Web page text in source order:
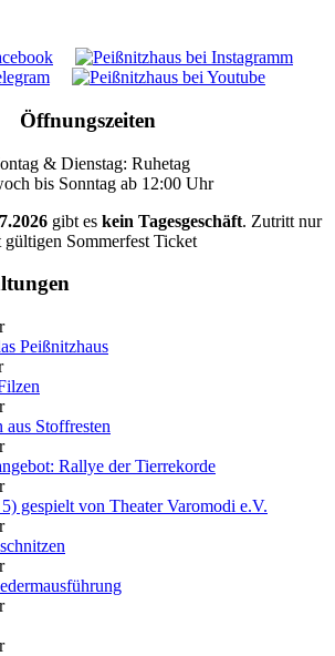
Öffnungszeiten
& Dienstag: Ruhetag
bis Sonntag ab 12:00 Uhr
gibt eskein Tagesgeschäft. Zutritt nur
gültigen Sommerfest Ticket
Peißnitzhaus
aus Stoffresten
Rallye der Tierrekorde
gespielt von Theater Varomodi e.V.